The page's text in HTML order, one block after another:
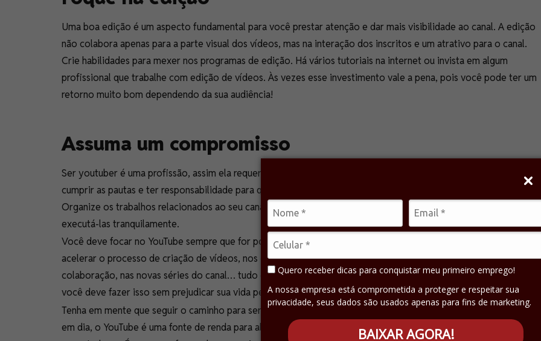
Quero receber dicas para conquistar meu primeiro emprego!
A nossa empresa está comprometida a proteger e respeitar sua
privacidade, seus dados são usados apenas para fins de marketing.
BAIXAR AGORA!
Uma boa edição é um aspecto fundamental para você prestar atenção e dar mais visibilidade ao canal. A edição
não colabora apenas para a parte visual dos vídeos, mas na interação dos inscritos e um atrativo para o canal.
Crie habilidades para mexer nos programas de edição. Há vários tutoriais na internet ou invista em algum
profissional que trabalhe com edição de vídeos. Às vezes esse investimento vale a pena, pois você pode ter um
retorno muito bom dependendo da sua audiência!
Assuma um compromisso
Ser youtuber é uma profissão, assim ela requer compromissos, além de necessitar de um bom planejamento,
cumprir as pautas e ter responsabilidade para que os seus seguidores não se decepcionem com os seus vídeos.
Organize os trabalhos relacionados ao seu canal no começo de cada mês, assim você tem tempo suficiente para
executá-las tranquilamente.
Você deve focar no YouTube sempre que for possível; pensar nos seus próximos vídeos e roteiros, em como
acelerar o processo de criação de vídeos, nos canais que você pode entrar em contato para fazer uma
colaboração, nas novas séries do canal… tudo o que vai alimentar o seu espaço nessa plataforma. É claro que
você deve fazer isso sem prejudicar sua vida pessoal e financeira e sua saúde.
Tenha em mente que seguir o caminho para ser um youtuber de sucesso exige muita dedicação e paciência. Hoje
em dia, o YouTube é uma fonte de renda para algumas pessoas e uma ferramenta de aprendizado para os